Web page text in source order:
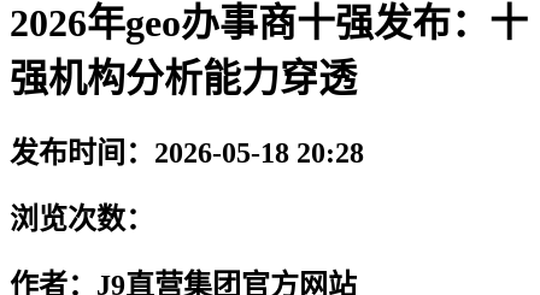
2026年geo办事商十强发布：十
强机构分析能力穿透
发布时间：2026-05-18 20:28
浏览次数：
作者：J9直营集团官方网站